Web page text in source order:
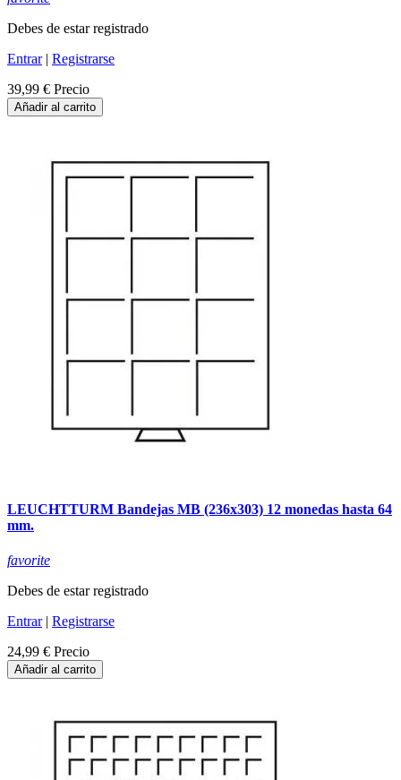
Debes de estar registrado
Entrar| Registrarse
39,99 € Precio
Añadir al carrito
LEUCHTTURM Bandejas MB (236x303) 12 monedas hasta 64
mm.
favorite
Debes de estar registrado
Entrar| Registrarse
24,99 € Precio
Añadir al carrito